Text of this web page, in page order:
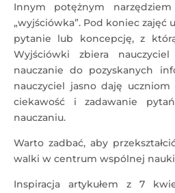
Innym potężnym
„wyjściówka”. Pod koniec zajęć
pytanie lub koncepcję, z
Wyjściówki zbiera
nauczanie do pozyskanych
nauczyciel jasno daję
ciekawość i zadawanie
nauczaniu.
Warto zadbać, aby
walki w centrum wspólnej
Inspiracja artykułem z 7